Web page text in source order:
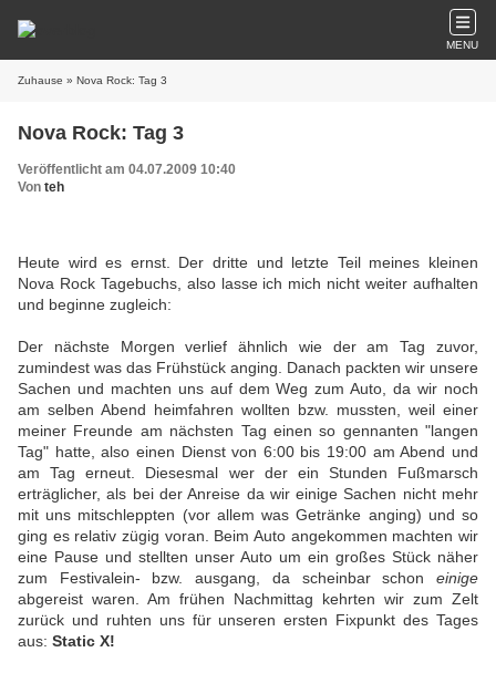
MENU
Zuhause » Nova Rock: Tag 3
Nova Rock: Tag 3
Veröffentlicht am 04.07.2009 10:40
Von teh
Heute wird es ernst. Der dritte und letzte Teil meines kleinen
Nova Rock Tagebuchs, also lasse ich mich nicht weiter aufhalten
und beginne zugleich:
Der nächste Morgen verlief ähnlich wie der am Tag zuvor,
zumindest was das Frühstück anging. Danach packten wir unsere
Sachen und machten uns auf dem Weg zum Auto, da wir noch
am selben Abend heimfahren wollten bzw. mussten, weil einer
meiner Freunde am nächsten Tag einen so gennanten "langen
Tag" hatte, also einen Dienst von 6:00 bis 19:00 am Abend und
am Tag erneut. Diesesmal wer der ein Stunden Fußmarsch
erträglicher, als bei der Anreise da wir einige Sachen nicht mehr
mit uns mitschleppten (vor allem was Getränke anging) und so
ging es relativ zügig voran. Beim Auto angekommen machten wir
eine Pause und stellten unser Auto um ein großes Stück näher
zum Festivalein- bzw. ausgang, da scheinbar schon einige
abgereist waren. Am frühen Nachmittag kehrten wir zum Zelt
zurück und ruhten uns für unseren ersten Fixpunkt des Tages
aus: Static X!